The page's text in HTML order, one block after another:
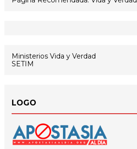
Ministerios Vida y Verdad
SETIM
LOGO